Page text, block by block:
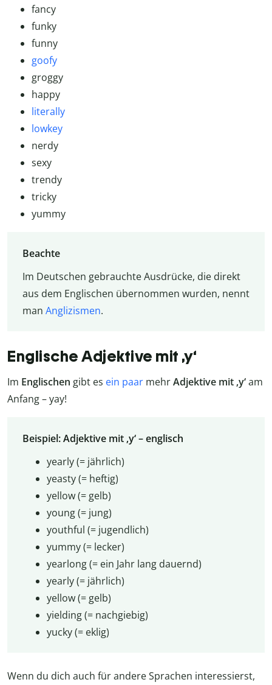
fancy
funky
funny
goofy
groggy
happy
literally
lowkey
nerdy
sexy
trendy
tricky
yummy
Beachte
Im Deutschen gebrauchte Ausdrücke, die direkt
aus dem Englischen übernommen wurden, nennt
man Anglizismen.
Englische Adjektive mit ‚y‘
Im Englischen gibt es ein paar mehrAdjektive mit ‚y‘am
Anfang – yay!
Beispiel: Adjektive mit ‚y‘ – englisch
yearly (= jährlich)
yeasty (= heftig)
yellow (= gelb)
young (= jung)
youthful (= jugendlich)
yummy (= lecker)
yearlong (= ein Jahr lang dauernd)
yearly (= jährlich)
yellow (= gelb)
yielding (= nachgiebig)
yucky (= eklig)
Wenn du dich auch für andere Sprachen interessierst,